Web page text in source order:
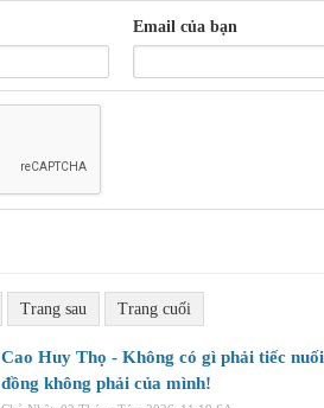
Email của bạn
Trang sau Trang cuối
Cao Huy Thọ - Không có gì phải tiếc
đồng không phải của mình!